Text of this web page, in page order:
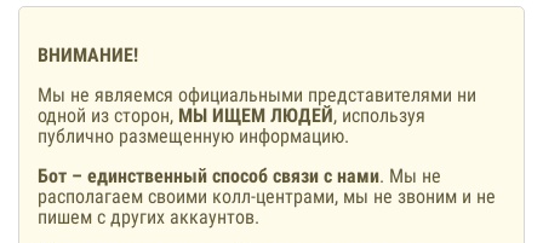
ВНИМАНИЕ!
Мы не являемся официальными представителями ни
одной из сторон, МЫ ИЩЕМ ЛЮДЕЙ, используя
публично размещенную информацию.
Бот – единственный способ связи с нами. Мы не
располагаем своими колл-центрами, мы не звоним и не
пишем с других аккаунтов.